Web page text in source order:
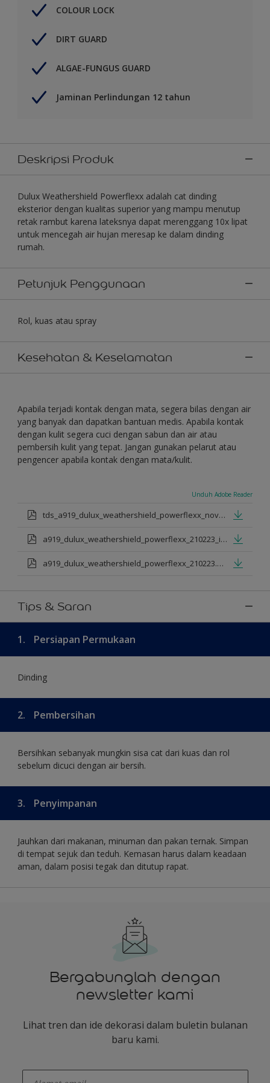
COLOUR LOCK
DIRT GUARD
ALGAE-FUNGUS GUARD
Jaminan Perlindungan 12 tahun
Deskripsi Produk
Dulux Weathershield Powerflexx adalah cat dinding
eksterior dengan kualitas superior yang mampu menutup
retak rambut karena lateksnya dapat merenggang 10x lipat
untuk mencegah air hujan meresap ke dalam dinding
rumah.
Petunjuk Penggunaan
Rol, kuas atau spray
Kesehatan & Keselamatan
Apabila terjadi kontak dengan mata, segera bilas dengan air
yang banyak dan dapatkan bantuan medis. Apabila kontak
dengan kulit segera cuci dengan sabun dan air atau
pembersih kulit yang tepat. Jangan gunakan pelarut atau
pengencer apabila kontak dengan mata/kulit.
Unduh Adobe Reader
tds_a919_dulux_weathershield_powerflexx_nov_2022_id.pdf
a919_dulux_weathershield_powerflexx_210223_id.pdf
a919_dulux_weathershield_powerflexx_210223.pdf
Tips & Saran
1. Persiapan Permukaan
Dinding
2. Pembersihan
Bersihkan sebanyak mungkin sisa cat dari kuas dan rol
sebelum dicuci dengan air bersih.
3. Penyimpanan
Jauhkan dari makanan, minuman dan pakan ternak. Simpan
di tempat sejuk dan teduh. Kemasan harus dalam keadaan
aman, dalam posisi tegak dan ditutup rapat.
Bergabunglah dengan
newsletter kami
Lihat tren dan ide dekorasi dalam buletin bulanan
baru kami.